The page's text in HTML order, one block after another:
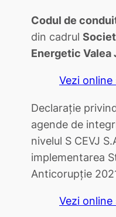
Codul de
din cadrul
Energetic Valea
Vezi
Declaraţie
agende de
nivelul S CEVJ
implementarea
Anticorupţie
Vezi